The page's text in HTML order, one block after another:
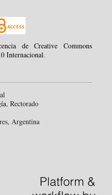
de Creative Commons
Internacional.
, Rectorado
Argentina